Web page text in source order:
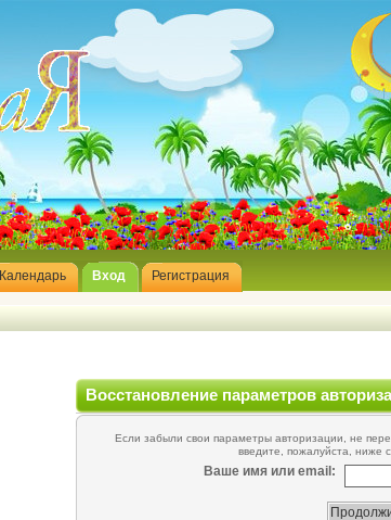
Календарь Вход Регистрация
Восстановление параметров
Если забыли свои параметры авторизации, не
введите, пожалуйста, ниже
Ваше имя или email: